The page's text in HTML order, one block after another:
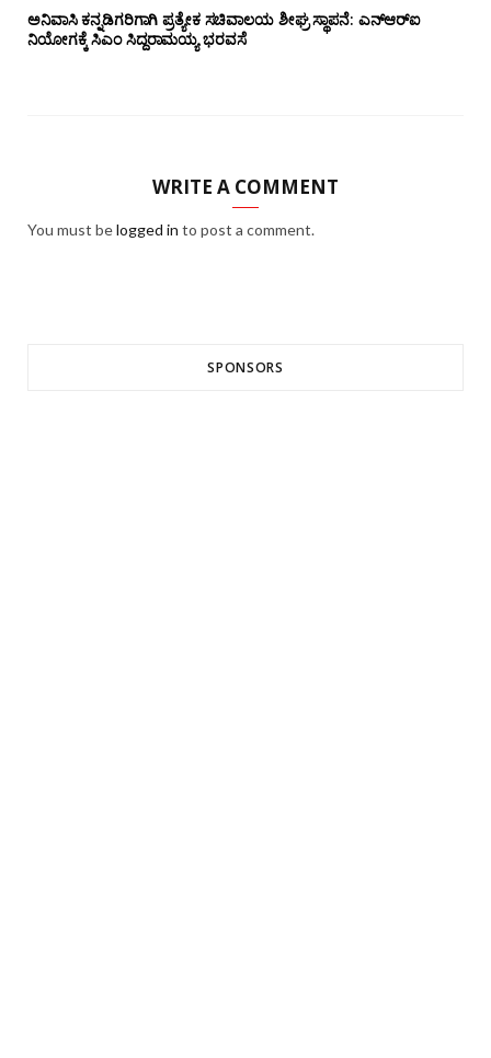
ಅನಿವಾಸಿ ಕನ್ನಡಿಗರಿಗಾಗಿ ಪ್ರತ್ಯೇಕ ಸಚಿವಾಲಯ ಶೀಘ್ರ ಸ್ಥಾಪನೆ: ಎನ್‌ಆರ್‌ಐ
ನಿಯೋಗಕ್ಕೆ ಸಿಎಂ ಸಿದ್ದರಾಮಯ್ಯ ಭರವಸೆ
WRITE A COMMENT
You must belogged in to post a comment.
SPONSORS